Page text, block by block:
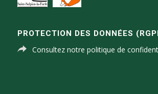
PROTECTION DES DONNÉES
Consultez notre politique de